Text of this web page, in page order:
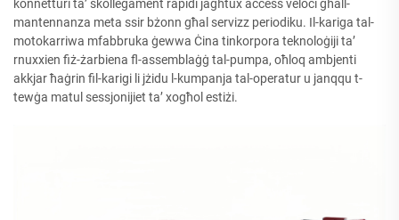
konnetturi ta’ skollegament rapidi jagħtux aċċess veloċi għall-
mantennanza meta ssir bżonn għal servizz periodiku. Il-kariga tal-
motokarriwa mfabbruka ġewwa Ċina tinkorpora teknoloġiji ta’
rnuxxien fiż-żarbiena fl-assemblaġġ tal-pumpa, oħloq ambjenti
akkjar ħaġrin fil-karigi li jżidu l-kumpanja tal-operatur u janqqu t-
tewġa matul sessjonijiet ta’ xogħol estiżi.